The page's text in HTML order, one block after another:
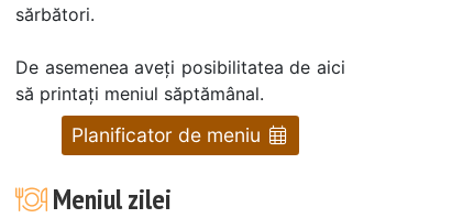
sărbători.
De asemenea aveți posibilitatea de aici
să printați meniul săptămânal.
Planificator de meniu
Meniul zilei